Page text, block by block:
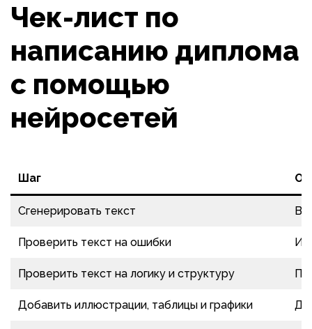
Чек-лист по
написанию диплома
с помощью
нейросетей
Шаг
Сгенерировать текст
Проверить текст на ошибки
Проверить текст на логику и структуру
Добавить иллюстрации, таблицы и графики